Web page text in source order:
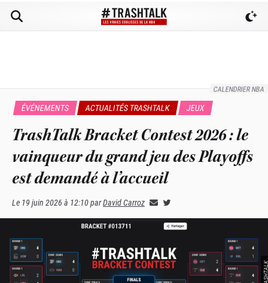
CALENDRIER NBA
ÉVÉNEMENTS ACTUALITÉS TRASHTALK JEUX
TrashTalk Bracket Contest 2026 : le
vainqueur du grand jeu des Playoffs
est demandé à l’accueil
Le 19 juin 2026 à 12:10parDavid Carroz